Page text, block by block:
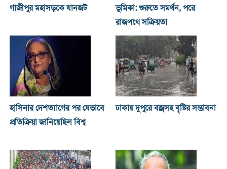
গাজীপুর মহাসড়কে যানজট
ভূমিকা: শুরুতে সমর্থন, পরে
রাজপথে সক্রিয়তা
হাসিনার দেশত্যাগের পর যেভাবে
প্রতিক্রিয়া জানিয়েছিল বিশ্ব
ঢাকায় দুপুরে বজ্রসহ বৃষ্টির সম্ভাবনা